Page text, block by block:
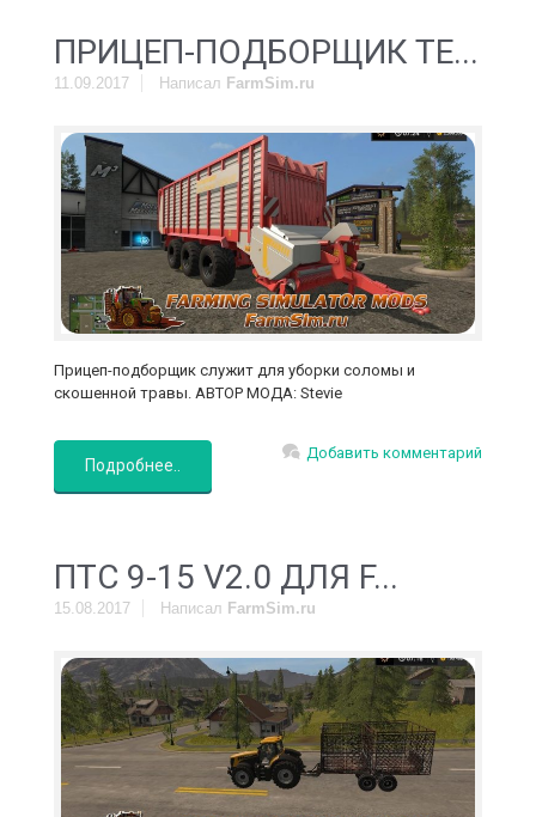
ПРИЦЕП-ПОДБОРЩИК TE...
11.09.2017 Написал FarmSim.ru
Прицеп-подборщик служит для уборки соломы и
скошенной травы. АВТОР МОДА: Stevie
Подробнее..
Добавить комментарий
ПТС 9-15 V2.0 ДЛЯ F...
15.08.2017 Написал FarmSim.ru